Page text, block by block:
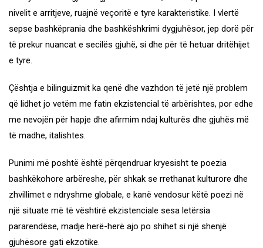
nivelit e arritjeve, ruajnë veçoritë e tyre karakteristike. I vlertë
sepse bashkëprania dhe bashkëshkrimi dygjuhësor, jep dorë për
të prekur nuancat e secilës gjuhë, si dhe për të hetuar dritëhijet
e tyre.
Çështja e bilinguizmit ka qenë dhe vazhdon të jetë një problem
që lidhet jo vetëm me fatin ekzistencial të arbërishtes, por edhe
me nevojën për hapje dhe afirmim ndaj kulturës dhe gjuhës më
të madhe, italishtes.
Punimi më poshtë është përqendruar kryesisht te poezia
bashkëkohore arbëreshe, për shkak se rrethanat kulturore dhe
zhvillimet e ndryshme globale, e kanë vendosur këtë poezi në
një situate më të vështirë ekzistenciale sesa letërsia
pararendëse, madje herë-herë ajo po shihet si një shenjë
gjuhësore gati ekzotike.